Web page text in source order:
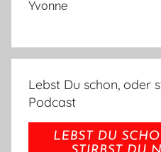
Yvonne
Lebst Du schon, oder
Podcast